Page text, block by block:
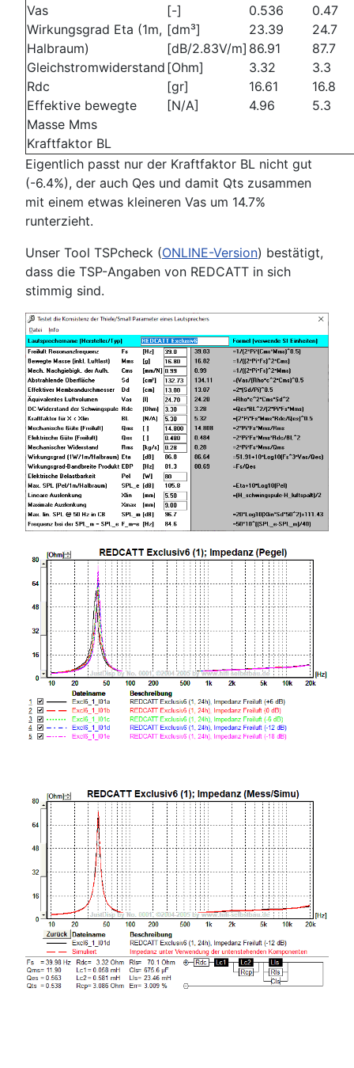
Vas
Wirkungsgrad Eta (1m,
Halbraum)
Gleichstromwiderstand
Rdc
Effektive bewegte
Masse Mms
Kraftfaktor BL
[-]
[dm³]
[dB/2.83V/m]
[Ohm]
[gr]
[N/A]
0.536
23.39
86.91
3.32
16.61
4.96
0.47
24.7
87.7
3.3
16.8
5.3
Eigentlich passt nur der Kraftfaktor BL nicht gut
(-6.4%), der auch Qes und damit Qts zusammen
mit einem etwas kleineren Vas um 14.7%
runterzieht.
Unser Tool TSPcheck (ONLINE-Version) bestätigt,
dass die TSP-Angaben von REDCATT in sich
stimmig sind.